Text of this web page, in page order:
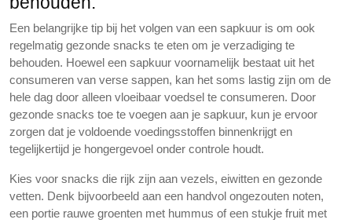
Een belangrijke tip bij het volgen van een sapkuur is om ook
regelmatig gezonde snacks te eten om je verzadiging te
behouden. Hoewel een sapkuur voornamelijk bestaat uit het
consumeren van verse sappen, kan het soms lastig zijn om de
hele dag door alleen vloeibaar voedsel te consumeren. Door
gezonde snacks toe te voegen aan je sapkuur, kun je ervoor
zorgen dat je voldoende voedingsstoffen binnenkrijgt en
tegelijkertijd je hongergevoel onder controle houdt.
Kies voor snacks die rijk zijn aan vezels, eiwitten en gezonde
vetten. Denk bijvoorbeeld aan een handvol ongezouten noten,
een portie rauwe groenten met hummus of een stukje fruit met